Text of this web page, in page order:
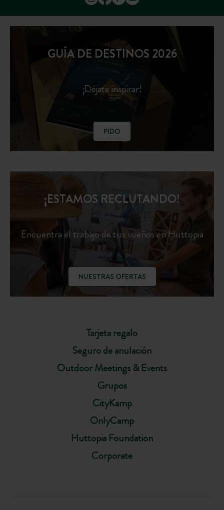
GUÍA DE DESTINOS 2026
¡Déjate inspirar!
PIDO
Tarjeta regalo
Seguro de anulación
Outdoor Meetings & Events
Grupos
CityKamp
OnlyCamp
Huttopia Foundation
Corporate
¡ESTAMOS RECLUTANDO!
Encuentra el trabajo de tus sueños en Huttopia
NUESTRAS OFERTAS